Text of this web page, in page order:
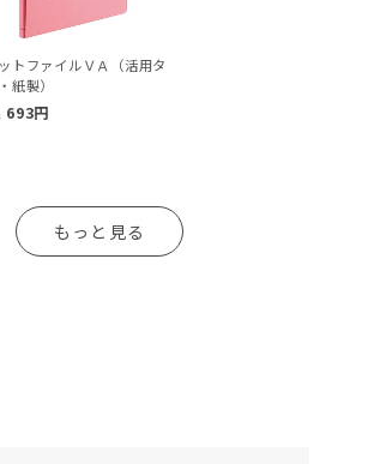
トファイルＶＡ（活用タ
紙製）
693円
もっと見る